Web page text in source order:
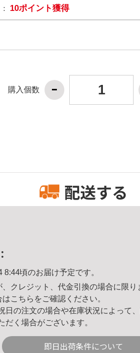
10ポイント獲得
購入個数
配送する
8:44頃のお届け予定です。
、クレジット、代金引換の場合に限り
はこちら をご確認ください。
日の注文の場合や在庫状況によって
だく場合がございます。
即日出荷条件について